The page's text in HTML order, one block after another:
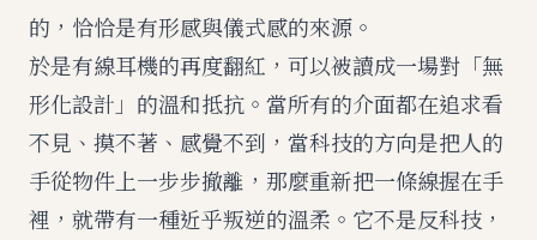
的，恰恰是有形感與儀式感的來源。
於是有線耳機的再度翻紅，可以被讀成一場對「無
形化設計」的溫和抵抗。當所有的介面都在追求看
不見、摸不著、感覺不到，當科技的方向是把人的
手從物件上一步步撤離，那麼重新把一條線握在手
裡，就帶有一種近乎叛逆的溫柔。它不是反科技，